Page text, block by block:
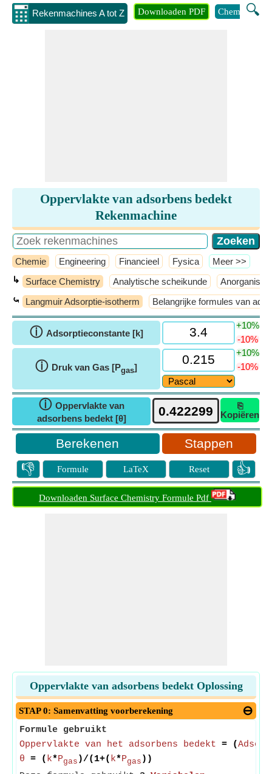
Rekenmachines A tot Z 🔍
Downloaden PDF Chemie
Oppervlakte van adsorbens bedekt
Rekenmachine
Chemie Engineering Financieel Fysica ​Meer >>
↳ Surface Chemistry Analytische scheikunde
⤿ Langmuir Adsorptie-isotherm Belangrijke formules van
ⓘ Adsorptieconstante [k]
+10%
-10%
ⓘ Druk van Gas [Pgas]
+10%
-10%
ⓘ Oppervlakte van
adsorbens bedekt [θ]
⎘
Kopiëren
Stappen
👎 Formule LaTeX Reset 👍
Downloaden Surface Chemistry Formule Pdf
Oppervlakte van adsorbens bedekt Oplossing
STAP 0: Samenvatting voorberekening
Formule gebruikt
Oppervlakte van het adsorbens bedekt = (
θ = ( k*Pgas )/(1+( k*Pgas ))